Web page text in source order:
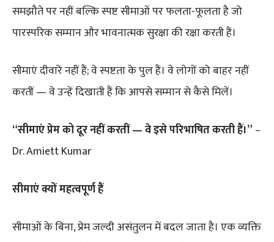
समझौते पर नहीं बल्कि स्पष्ट सीमाओं पर फलता-फूलता है जो
पारस्परिक सम्मान और भावनात्मक सुरक्षा की रक्षा करती हैं।
सीमाएं दीवारें नहीं हैं; वे स्पष्टता के पुल हैं। वे लोगों को बाहर नहीं
करतीं — वे उन्हें दिखाती हैं कि आपसे सम्मान से कैसे मिलें।
“सीमाएं प्रेम को दूर नहीं करतीं — वे इसे परिभाषित करती हैं।” –
Dr. Amiett Kumar
सीमाएं क्यों महत्वपूर्ण हैं
सीमाओं के बिना, प्रेम जल्दी असंतुलन में बदल जाता है। एक व्यक्ति